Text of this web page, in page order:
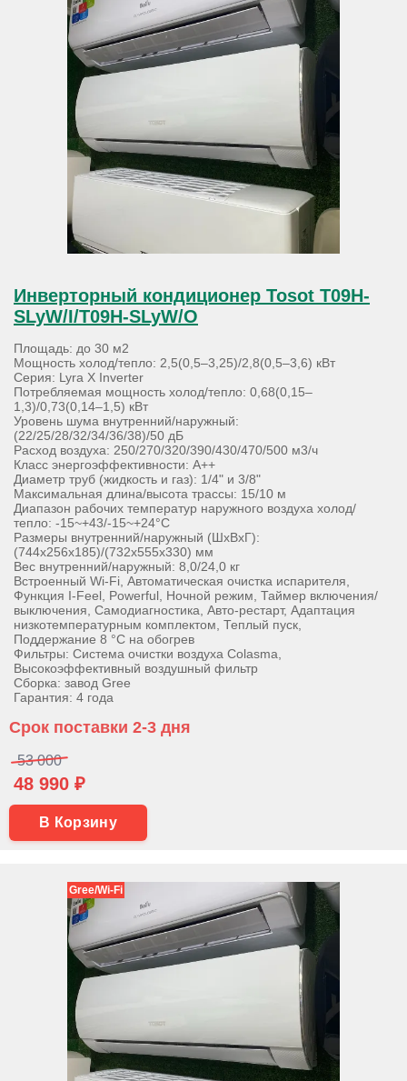
Инверторный кондиционер Tosot T09H-
SLyW/I/T09H-SLyW/O
Площадь: до 30 м2
Мощность холод/тепло: 2,5(0,5–3,25)/2,8(0,5–3,6) кВт
Серия: Lyra X Inverter
Потребляемая мощность холод/тепло: 0,68(0,15–
1,3)/0,73(0,14–1,5) кВт
Уровень шума внутренний/наружный:
(22/25/28/32/34/36/38)/50 дБ
Расход воздуха: 250/270/320/390/430/470/500 м3/ч
Класс энергоэффективности: А++
Диаметр труб (жидкость и газ): 1/4" и 3/8"
Максимальная длина/высота трассы: 15/10 м
Диапазон рабочих температур наружного воздуха холод/
тепло: -15~+43/-15~+24°С
Размеры внутренний/наружный (ШхВхГ):
(744х256х185)/(732х555х330) мм
Вес внутренний/наружный: 8,0/24,0 кг
Встроенный Wi-Fi, Автоматическая очистка испарителя,
Функция I-Feel, Powerful, Ночной режим, Таймер включения/
выключения, Самодиагностика, Авто-рестарт, Адаптация
низкотемпературным комплектом, Теплый пуск,
Поддержание 8 °С на обогрев
Фильтры: Система очистки воздуха Colasma,
Высокоэффективный воздушный фильтр
Сборка: завод Gree
Гарантия: 4 года
Срок поставки 2-3 дня
53 000
48 990 ₽
В Корзину
Gree/Wi-Fi